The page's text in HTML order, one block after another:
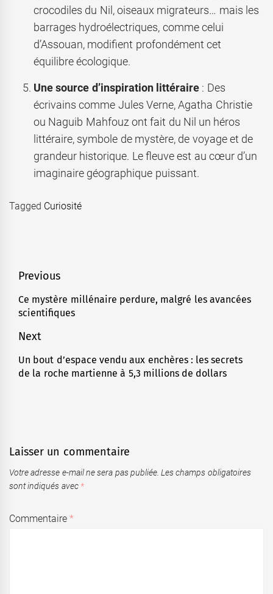
crocodiles du Nil, oiseaux migrateurs… mais les
barrages hydroélectriques, comme celui
d’Assouan, modifient profondément cet
équilibre écologique.
Une source d’inspiration littéraire: Des
écrivains comme Jules Verne, Agatha Christie
ou Naguib Mahfouz ont fait du Nil un héros
littéraire, symbole de mystère, de voyage et de
grandeur historique. Le fleuve est au cœur d’un
imaginaire géographique puissant.
Tagged Curiosité
Navigation
de
l’article
Previous
Previous
post:
Ce mystère millénaire perdure, malgré les avancées
scientifiques
Next
Next
post:
Un bout d’espace vendu aux enchères : les secrets
de la roche martienne à 5,3 millions de dollars
Laisser un commentaire
Votre adresse e-mail ne sera pas publiée. Les champs obligatoires
sont indiqués avec *
Commentaire*